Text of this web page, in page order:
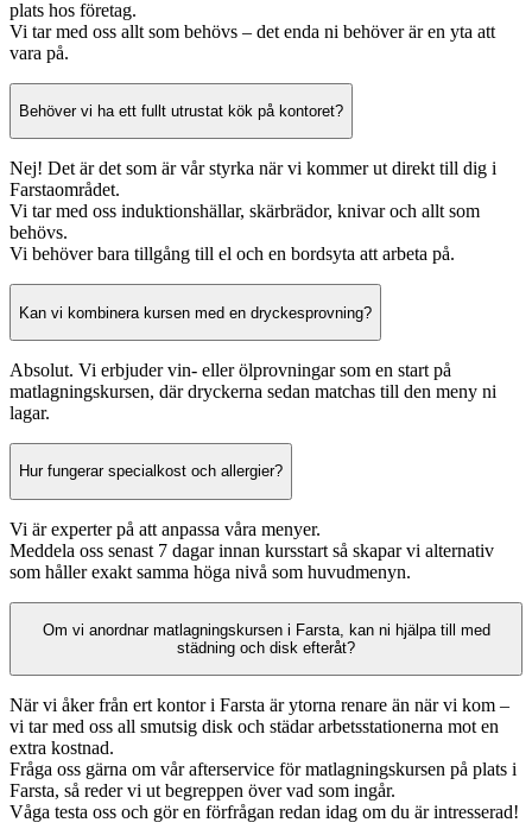
plats hos företag.
Vi tar med oss allt som behövs – det enda ni behöver är en yta att
vara på.
Behöver vi ha ett fullt utrustat kök på kontoret?
Nej! Det är det som är vår styrka när vi kommer ut direkt till dig i
Farstaområdet.
Vi tar med oss induktionshällar, skärbrädor, knivar och allt som
behövs.
Vi behöver bara tillgång till el och en bordsyta att arbeta på.
Kan vi kombinera kursen med en dryckesprovning?
Absolut. Vi erbjuder vin- eller ölprovningar som en start på
matlagningskursen, där dryckerna sedan matchas till den meny ni
lagar.
Hur fungerar specialkost och allergier?
Vi är experter på att anpassa våra menyer.
Meddela oss senast 7 dagar innan kursstart så skapar vi alternativ
som håller exakt samma höga nivå som huvudmenyn.
Om vi anordnar matlagningskursen i Farsta, kan ni hjälpa till med
städning och disk efteråt?
När vi åker från ert kontor i Farsta är ytorna renare än när vi kom –
vi tar med oss all smutsig disk och städar arbetsstationerna mot en
extra kostnad.
Fråga oss gärna om vår afterservice för matlagningskursen på plats i
Farsta, så reder vi ut begreppen över vad som ingår.
Våga testa oss och gör en förfrågan redan idag om du är intresserad!